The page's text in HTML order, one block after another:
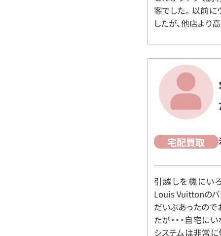
客でした。 以前
したが、他店より
宅配買取
引越しを機にい
Louis Vuittonのバ
だいぶあったので
たが・・・自宅に
システムは非常に